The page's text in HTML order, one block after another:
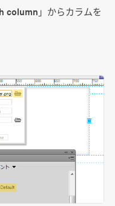
column」からカラムを